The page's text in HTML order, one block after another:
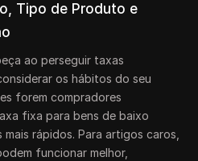
Tipo de Produto e
ao perseguir taxas
os hábitos do seu
forem compradores
fixa para bens de baixo
rápidos. Para artigos caros,
funcionar melhor,